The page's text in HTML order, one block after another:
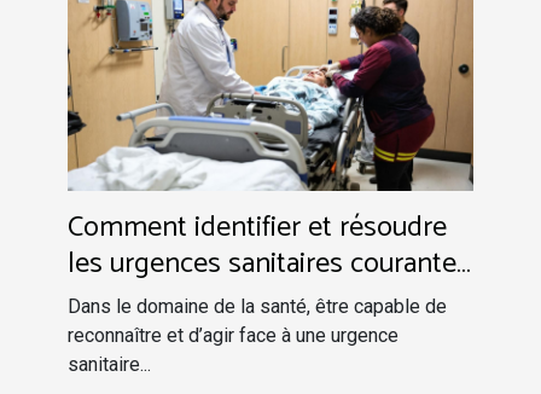
Comment identifier et résoudre
les urgences sanitaires courantes
?
Dans le domaine de la santé, être capable de
reconnaître et d’agir face à une urgence
sanitaire...